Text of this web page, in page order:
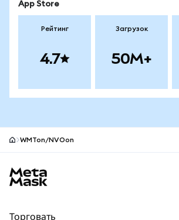
App Store
Рейтинг
4.7
Загрузок
50M+
WMTon/NVOon
Торговать